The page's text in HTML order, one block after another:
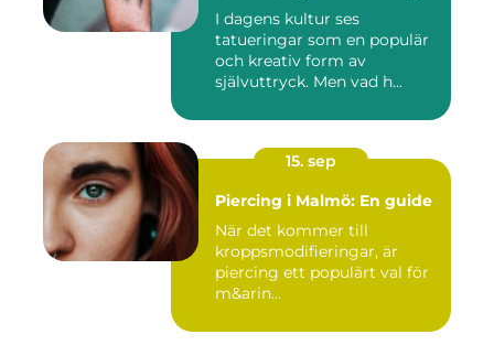
I dagens kultur ses
tatueringar som en populär
och kreativ form av
självuttryck. Men vad h...
15. sep
Piercing i Malmö: En guide
När det kommer till
kroppsmodifieringar, är
piercing ett populärt val för
m&arin...